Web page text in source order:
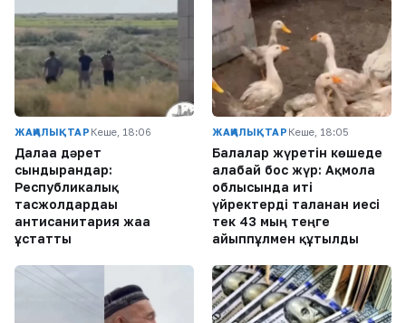
ЖАҢАЛЫҚТАР Кеше, 18:06
Далаға дәрет
сындырғандар:
Республикалық
тасжолдардағы
антисанитария жаға
ұстатты
ЖАҢАЛЫҚТАР Кеше, 18:05
Балалар жүретін көшеде
алабай бос жүр: Ақмола
облысында иті
үйректерді таланған иесі
тек 43 мың теңге
айыппұлмен құтылды